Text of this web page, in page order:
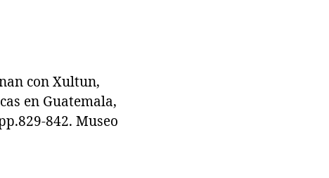
con Xultun,
en Guatemala,
842. Museo